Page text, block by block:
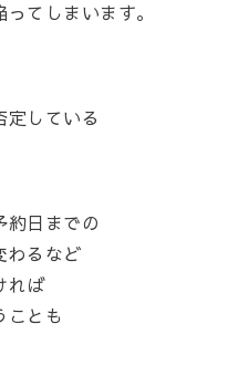
てしまいます。
定している
約日までの
わるなど
れば
ことも